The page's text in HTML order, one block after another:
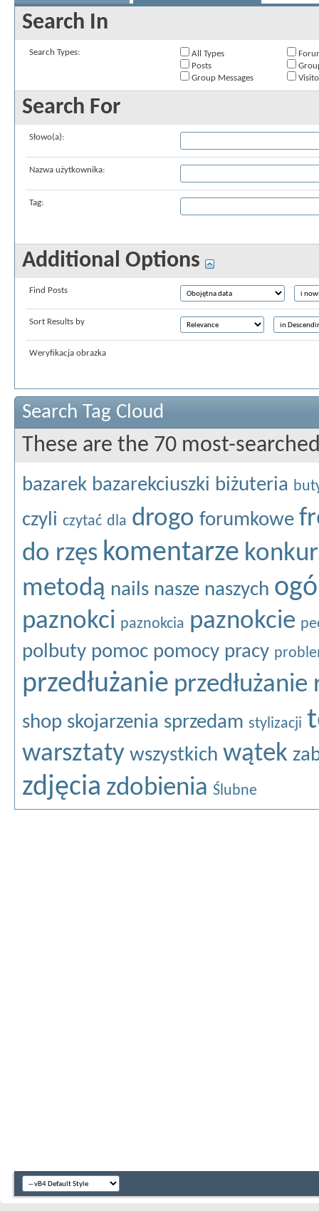
Search In
Search Types: All Types
Posts
Group Messages
Search For
Słowo(a):
Nazwa użytkownika:
Tag:
Additional Options
Find Posts
Sort Results by
Weryfikacja obrazka
Search Tag Cloud
These are the 70 most-
bazarek bazarekciuszki biżuteria
czyli czytać dla drogo forumkowe
do rzęs komentarze
metodą nails nasze naszych
paznokci paznokcia paznokcie
polbuty pomoc pomocy pracy
przedłużanie przedłużanie
shop skojarzenia sprzedam stylizacji
warsztaty wszystkich wątek
zdjęcia zdobienia Ślubne